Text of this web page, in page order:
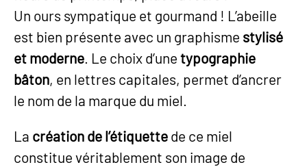
Un ours sympatique et gourmand ! L’abeille
est bien présente avec un graphisme stylisé
et moderne. Le choix d’une typographie
bâton, en lettres capitales, permet d’ancrer
le nom de la marque du miel.
La création de l’étiquette de ce miel
constitue véritablement son image de